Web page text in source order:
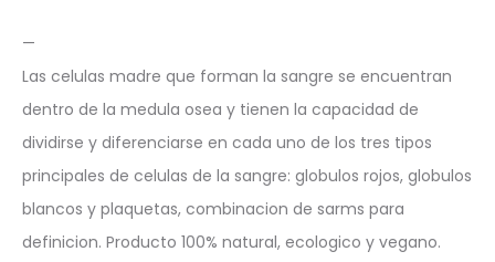
—
Las celulas madre que forman la sangre se encuentran
dentro de la medula osea y tienen la capacidad de
dividirse y diferenciarse en cada uno de los tres tipos
principales de celulas de la sangre: globulos rojos, globulos
blancos y plaquetas, combinacion de sarms para
definicion. Producto 100% natural, ecologico y vegano.